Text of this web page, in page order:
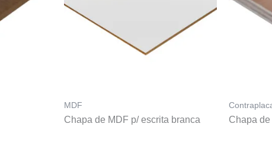
MDF
Chapa de MDF p/ escrita branca Chapa